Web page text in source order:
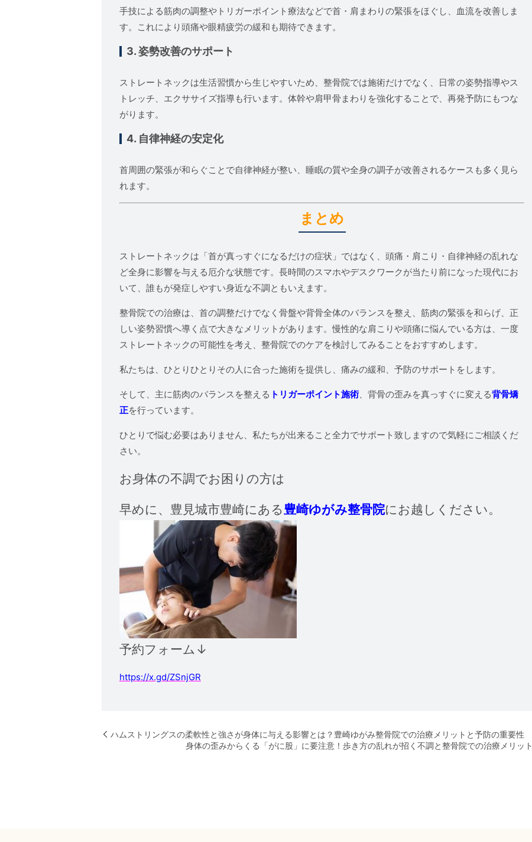
手技による筋肉の調整やトリガーポイント療法などで首・肩まわりの緊張をほぐし、血流を改善しま
す。これにより頭痛や眼精疲労の緩和も期待できます。
3. 姿勢改善のサポート
ストレートネックは生活習慣から生じやすいため、整骨院では施術だけでなく、日常の姿勢指導やス
トレッチ、エクササイズ指導も行います。体幹や肩甲骨まわりを強化することで、再発予防にもつな
がります。
4. 自律神経の安定化
首周囲の緊張が和らぐことで自律神経が整い、睡眠の質や全身の調子が改善されるケースも多く見ら
れます。
まとめ
ストレートネックは「首が真っすぐになるだけの症状」ではなく、頭痛・肩こり・自律神経の乱れな
ど全身に影響を与える厄介な状態です。長時間のスマホやデスクワークが当たり前になった現代にお
いて、誰もが発症しやすい身近な不調ともいえます。
整骨院での治療は、首の調整だけでなく骨盤や背骨全体のバランスを整え、筋肉の緊張を和らげ、正
しい姿勢習慣へ導く点で大きなメリットがあります。慢性的な肩こりや頭痛に悩んでいる方は、一度
ストレートネックの可能性を考え、整骨院でのケアを検討してみることをおすすめします。
私たちは、ひとりひとりその人に合った施術を提供し、痛みの緩和、予防のサポートをします。
そして、主に筋肉のバランスを整える トリガーポイント施術、背骨の歪みを真っすぐに変える背骨矯
正を行っています。
ひとりで悩む必要はありません、私たちが出来ること全力でサポート致しますので気軽にご相談くだ
さい。
お身体の不調でお困りの方は
早めに、 豊見城市豊崎にある豊崎ゆがみ整骨院にお越しください。
予約フォーム↓
https://x.gd/ZSnjGR
ハムストリングスの柔軟性と強さが身体に与える影響とは？豊崎ゆがみ整骨院での治療メリットと予防の重要性
身体の歪みからくる「がに股」に要注意！歩き方の乱れが招く不調と整骨院での治療メリット